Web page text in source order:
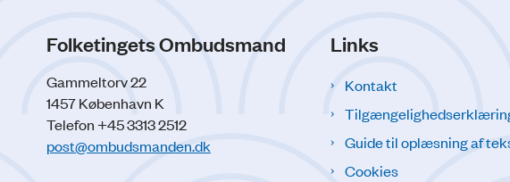
Folketingets Ombudsmand
Gammeltorv 22
1457 København K
Telefon +45 3313 2512
post@ombudsmanden.dk
Links
Kontakt
Guide til oplæsning af
Cookies